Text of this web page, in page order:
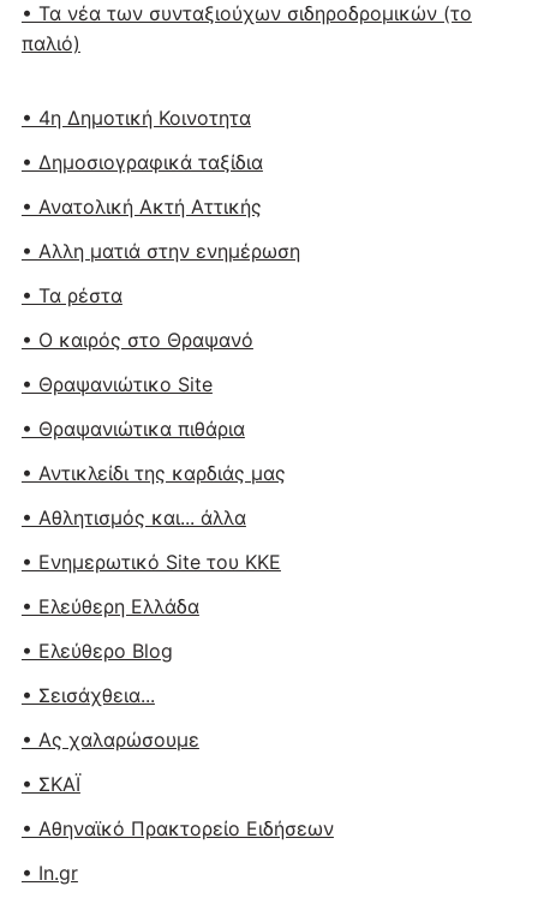
• Τα νέα των συνταξιούχων σιδηροδρομικών (το
παλιό)
• 4η Δημοτική Κοινοτητα
• Δημοσιογραφικά ταξίδια
• Ανατολική Ακτή Αττικής
• Αλλη ματιά στην ενημέρωση
• Τα ρέστα
• Ο καιρός στο Θραψανό
• Θραψανιώτικο Site
• Θραψανιώτικα πιθάρια
• Αντικλείδι της καρδιάς μας
• Αθλητισμός και... άλλα
• Ενημερωτικό Site του ΚΚΕ
• Ελεύθερη Ελλάδα
• Ελεύθερο Blog
• Σεισάχθεια...
• Ας χαλαρώσουμε
• ΣΚΑΪ
• Αθηναϊκό Πρακτορείο Ειδήσεων
• In.gr